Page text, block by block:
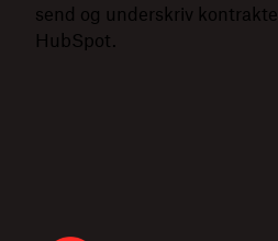
send og underskriv
HubSpot.